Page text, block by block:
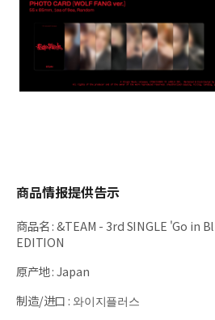
商品情报提供告示
商品名:&TEAM - 3rd SINGLE 'Go in
EDITION
原产地:Japan
制造/进口 : 와이지플러스